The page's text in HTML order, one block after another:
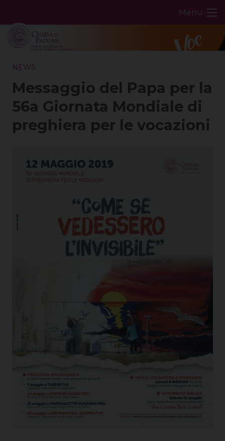
content
Menu
NEWS
Messaggio del Papa per la
56a Giornata Mondiale di
preghiera per le vocazioni